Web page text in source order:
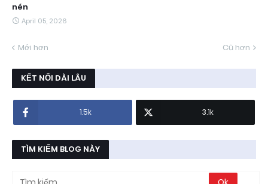
nén
April 05, 2026
Mới hơn Cũ hơn
KẾT NỐI DÀI LÂU
1.5k 3.1k
TÌM KIẾM BLOG NÀY